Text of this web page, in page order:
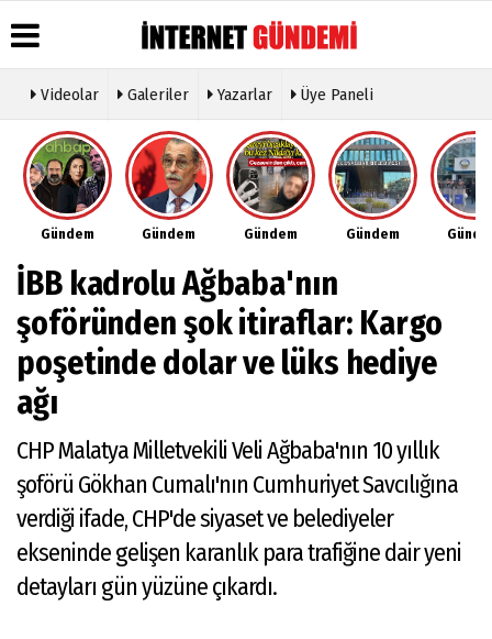
Üye Paneli
Haber
Arşivi
Gazete
Arşivi
Günün
Haberleri
Hava
Durumu
Gazete
Manşetleri
Anketler
Biyografiler
Köşe
Yazarları
Video
Galeri
Foto
Etkinlikler
Künye
İletişim
Çerez
Politikası
Videolar Galeriler Yazarlar Üye Paneli
Gündem Gündem Gündem Gündem
İBB kadrolu Ağbaba'nın
şoföründen şok itiraflar: Kargo
poşetinde dolar ve lüks hediye
ağı
CHP Malatya Milletvekili Veli Ağbaba'nın 10 yıllık
şoförü Gökhan Cumalı'nın Cumhuriyet Savcılığına
verdiği ifade, CHP'de siyaset ve belediyeler
ekseninde gelişen karanlık para trafiğine dair yeni
detayları gün yüzüne çıkardı.